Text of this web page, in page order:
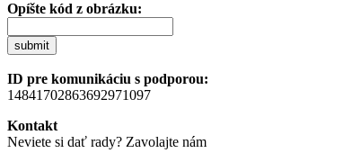
Opíšte kód z obrázku:
submit
ID pre komunikáciu s podporou:
14841702863692971097
Kontakt
Neviete si dať rady? Zavolajte nám